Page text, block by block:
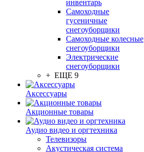
инвентарь
Самоходные
гусеничные
снегоуборщики
Самоходные колесные
снегоуборщики
Электрические
снегоуборщики
+ ЕЩЕ 9
Аксессуары
Акционные товары
Аудио видео и оргтехника
Телевизоры
Акустическая система